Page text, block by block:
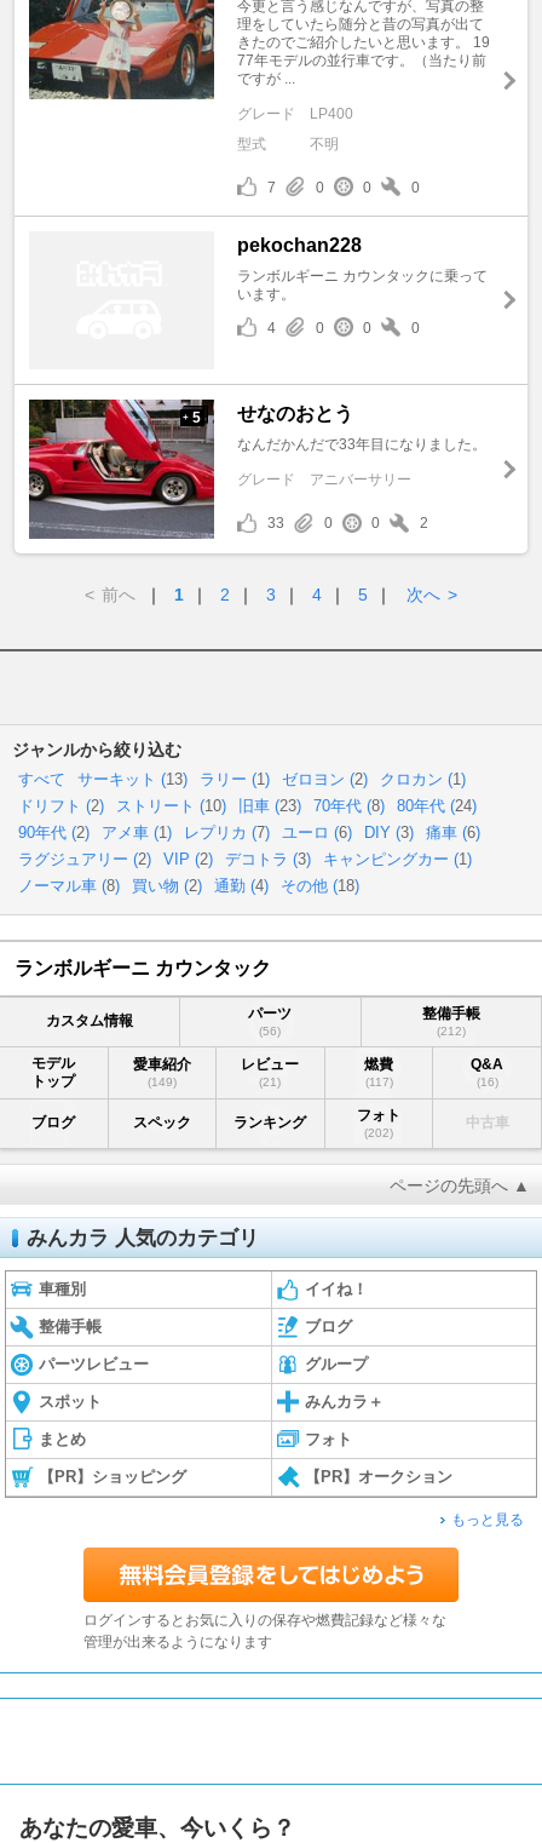
今更と言う感じなんですが、写真の整
理をしていたら随分と昔の写真が出て
きたのでご紹介したいと思います。 19
77年モデルの並行車です。（当たり前
ですが ...
グレード
LP400
型式
不明
7 0 0 0
pekochan228
ランボルギーニ カウンタックに乗って
います。
4
0 0 0
+ 5 せなのおとう
なんだかんだで33年目になりました。
グレード アニバーサリー
33 0 0 2
< 前へ ｜ 1 ｜ 2 ｜ 3 ｜ 4 ｜ 5 ｜ 次へ >
ジャンルから絞り込む
すべて サーキット (13) ラリー (1) ゼロヨン (2) クロカン (1)
ドリフト (2) ストリート (10) 旧車 (23) 70年代 (8) 80年代 (24)
90年代 (2) アメ車 (1) レプリカ (7) ユーロ (6) DIY (3) 痛車 (6)
ラグジュアリー (2) VIP (2) デコトラ (3) キャンピングカー (1)
ノーマル車 (8) 買い物 (2) 通勤 (4) その他 (18)
ランボルギーニ カウンタック
カスタム情報 パーツ
(56)
整備手帳
(212)
モデル
トップ
愛車紹介
(149)
レビュー
(21)
燃費
(117)
Q&A
(16)
ブログ スペック ランキング フォト
(202)
中古車
ページの先頭へ ▲
みんカラ 人気のカテゴリ
車種別 イイね！
整備手帳 ブログ
パーツレビュー グループ
スポット みんカラ＋
まとめ フォト
【PR】ショッピング 【PR】オークション
もっと見る
ログインするとお気に入りの保存や燃費記録など様々な
管理が出来るようになります
あなたの愛車、今いくら？